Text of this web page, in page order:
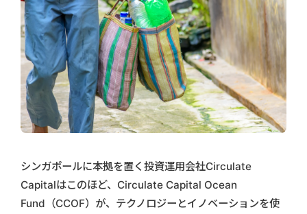
シンガポールに本拠を置く投資運用会社Circulate
Capitalはこのほど、Circulate Capital Ocean
Fund（CCOF）が、テクノロジーとイノベーションを使